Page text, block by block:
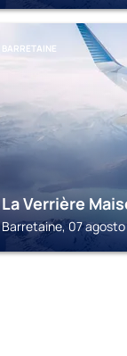
BARRETAINE
La Verrière
Barretaine, 07